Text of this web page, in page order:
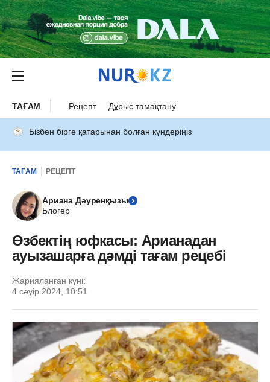
ТАҒАМ Рецепт Дұрыс тамақтану
Бізбен бірге қатарынан болған күндеріңіз
ТАҒАМ РЕЦЕПТ
Ариана Дәуренқызы
Блогер
Өзбектің юфкасы: Арианадан
ауызашарға дәмді тағам рецебі
Жарияланған күні:
4 сәуір 2024, 10:51